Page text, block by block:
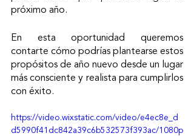
próximo año.
En esta oportunidad queremos
contarte cómo podrías plantearse estos
propósitos de año nuevo desde un lugar
más consciente y realista para cumplirlos
con éxito.
https://video.wixstatic.com/video/e4ec8e_d
d5990f41dc842a39c6b532573f393ac/1080p